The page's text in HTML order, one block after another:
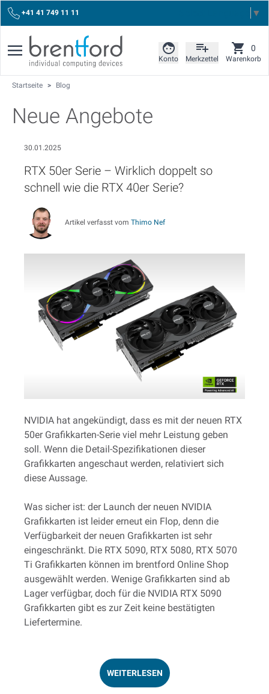
+41 41 749 11 11 ▼
Konto Merkzettel Warenkorb
0
Startseite > Blog
Neue Angebote
30.01.2025
RTX 50er Serie – Wirklich doppelt so
schnell wie die RTX 40er Serie?
Artikel verfasst vom Thimo Nef
NVIDIA hat angekündigt, dass es mit der neuen RTX
50er Grafikkarten-Serie viel mehr Leistung geben
soll. Wenn die Detail-Spezifikationen dieser
Grafikkarten angeschaut werden, relativiert sich
diese Aussage.
Was sicher ist: der Launch der neuen NVIDIA
Grafikkarten ist leider erneut ein Flop, denn die
Verfügbarkeit der neuen Grafikkarten ist sehr
eingeschränkt. Die RTX 5090, RTX 5080, RTX 5070
Ti Grafikkarten können im brentford Online Shop
ausgewählt werden. Wenige Grafikkarten sind ab
Lager verfügbar, doch für die NVIDIA RTX 5090
Grafikkarten gibt es zur Zeit keine bestätigten
Liefertermine.
WEITERLESEN